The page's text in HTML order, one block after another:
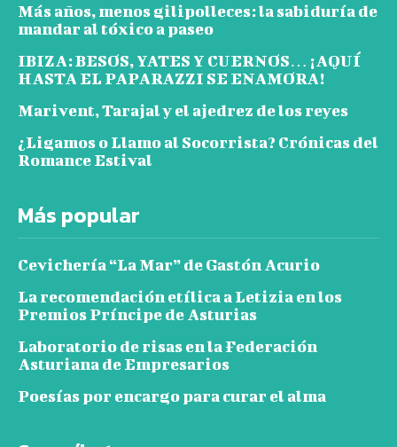
Más años, menos gilipolleces: la sabiduría de
mandar al tóxico a paseo
IBIZA: BESOS, YATES Y CUERNOS… ¡AQUÍ
HASTA EL PAPARAZZI SE ENAMORA!
Marivent, Tarajal y el ajedrez de los reyes
¿Ligamos o Llamo al Socorrista? Crónicas del
Romance Estival
Más popular
Cevichería “La Mar” de Gastón Acurio
La recomendación etílica a Letizia en los
Premios Príncipe de Asturias
Laboratorio de risas en la Federación
Asturiana de Empresarios
Poesías por encargo para curar el alma